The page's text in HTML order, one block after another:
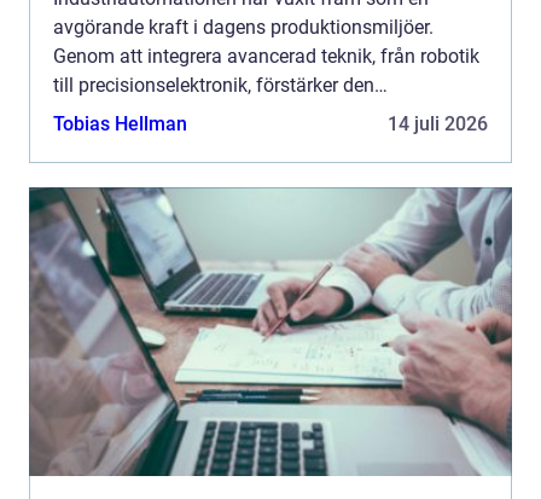
avgörande kraft i dagens produktionsmiljöer.
Genom att integrera avancerad teknik, från robotik
till precisionselektronik, förstärker den
effektiviteten, säkerheten och kvalite...
Tobias Hellman 14 juli 2026